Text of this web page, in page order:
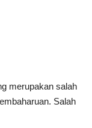
merupakan salah
Salah